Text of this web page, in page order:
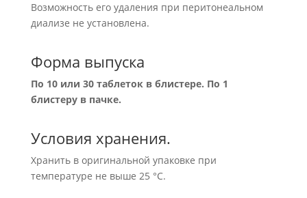
Возможность его удаления при перитонеальном
диализе не установлена.
Форма выпуска
По 10 или 30 таблеток в блистере. По 1
блистеру в пачке.
Условия хранения.
Хранить в оригинальной упаковке при
температуре не выше 25 °С.